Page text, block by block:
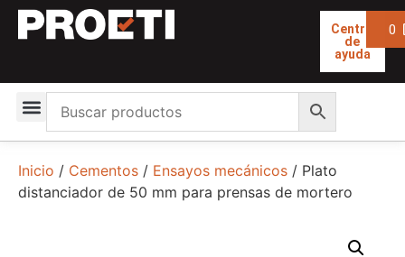
Centro
de
ayuda
0
Inicio / Cementos / Ensayos mecánicos / Plato
distanciador de 50 mm para prensas de mortero